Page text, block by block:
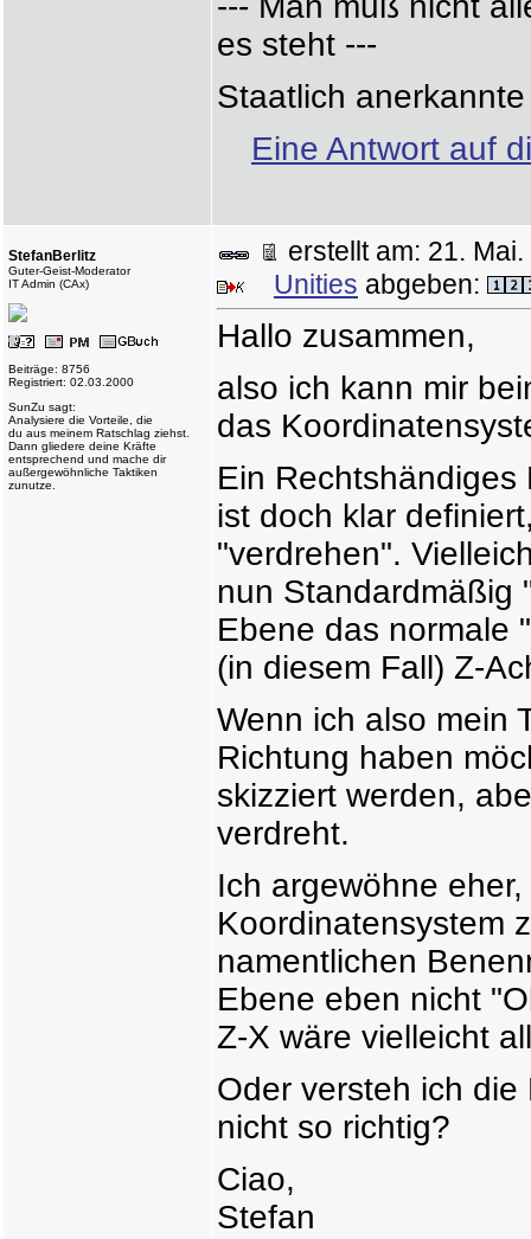
es steht ---
Staatlich
Eine Antwort auf
StefanBerlitz
Guter-Geist-Moderator
IT Admin (CAx)
Beiträge: 8756
Registriert: 02.03.2000
SunZu sagt:
Analysiere die Vorteile, die
du aus meinem Ratschlag ziehst.
Dann gliedere deine Kräfte
entsprechend und mache dir
außergewöhnliche Taktiken
zunutze.
erstellt am: 21.
Unities abgeben:
Hallo zusammen,
also ich kann mir
das
Ein Rechtshändiges
ist doch klar
"verdrehen".
nun Standardmäßig
Ebene das normale
(in diesem Fall) Z-
Wenn ich also mein
Richtung haben
skizziert werden,
verdreht.
Ich argewöhne
Koordinatensystem
namentlichen
Ebene eben nicht
Z-X wäre vielleicht
Oder versteh ich
nicht so richtig?
Ciao,
Stefan